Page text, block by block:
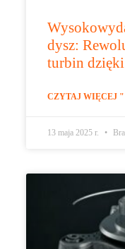
dysz:
turbin
CZYTAJ WIĘCEJ "
13 maja 2025 r.